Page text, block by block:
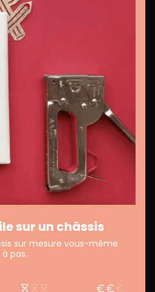
sur un châssis
sur mesure vous-même
pas.